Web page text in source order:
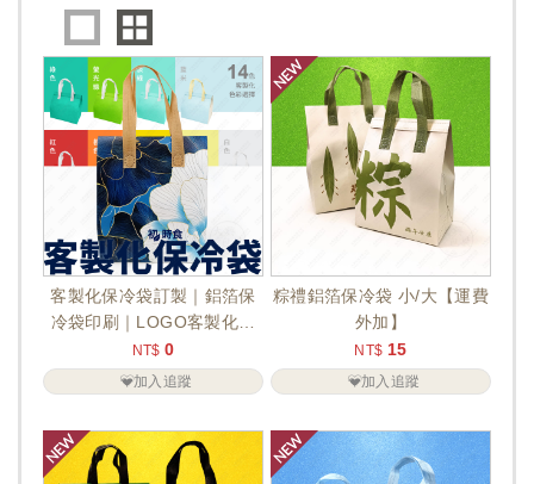
客製化保冷袋訂製｜鋁箔保
冷袋印刷｜LOGO客製化｜
500個起印
NT$ 0
加入追蹤
粽禮鋁箔保冷袋 小/大【運費
外加】
NT$ 15
加入追蹤